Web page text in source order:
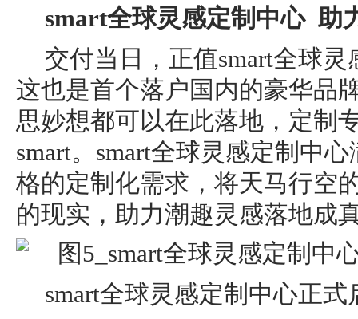
smart全球灵感定制中心 助
交付当日，正值smart全球
这也是⾸个落户国内的豪华品
思妙想都可以在此落地，定制
smart。smart全球灵感定制中
格的定制化需求，将天马行空
的现实，助力潮趣灵感落地成
smart全球灵感定制中⼼正式